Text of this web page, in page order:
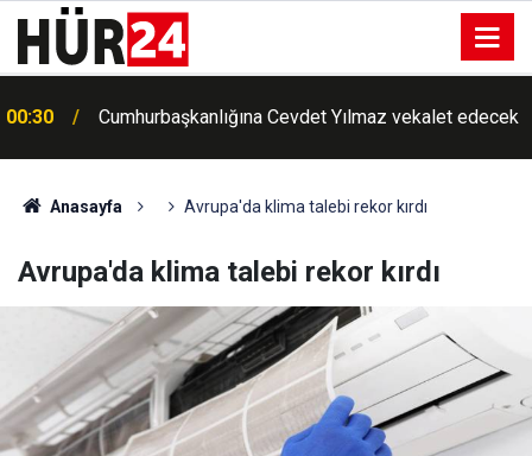
00:30 Cumhurbaşkanlığına Cevdet Yılmaz vekalet edecek
Anasayfa Avrupa'da klima talebi rekor kırdı
Avrupa'da klima talebi rekor kırdı